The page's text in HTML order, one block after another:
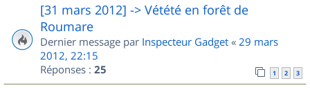
[31 mars 2012] -> Vétété en forêt de
Roumare
Dernier message par Inspecteur Gadget « 29 mars
2012, 22:15
Réponses : 25 1 2 3